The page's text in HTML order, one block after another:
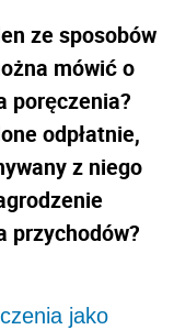
ze sposobów
mówić o
poręczenia?
odpłatnie,
z niego
przychodów?
jako